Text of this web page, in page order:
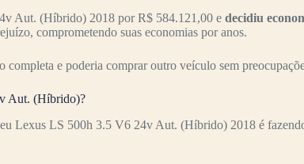
Aut. (Híbrido) 2018 por R$ 584.121,00 e decidiu
comprometendo suas economias por anos.
completa e poderia comprar outro veículo sem
Aut. (Híbrido)?
Lexus LS 500h 3.5 V6 24v Aut. (Híbrido) 2018 é